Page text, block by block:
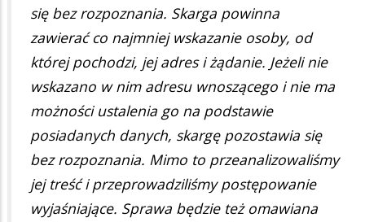
się bez rozpoznania. Skarga powinna
zawierać co najmniej wskazanie osoby, od
której pochodzi, jej adres i żądanie. Jeżeli nie
wskazano w nim adresu wnoszącego i nie ma
możności ustalenia go na podstawie
posiadanych danych, skargę pozostawia się
bez rozpoznania. Mimo to przeanalizowaliśmy
jej treść i przeprowadziliśmy postępowanie
wyjaśniające. Sprawa będzie też omawiana